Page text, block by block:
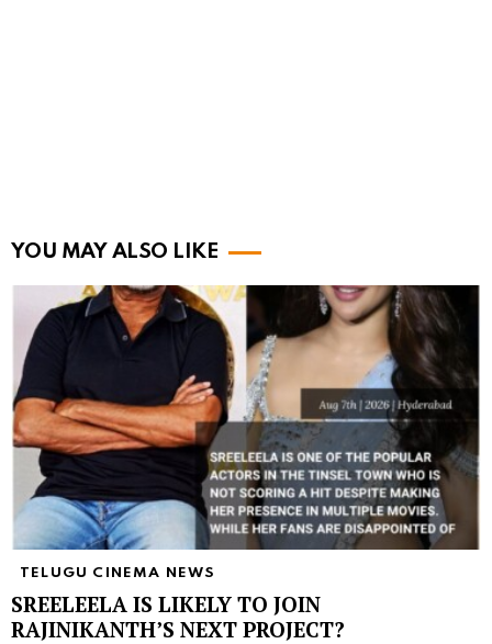
YOU MAY ALSO LIKE
TELUGU CINEMA NEWS
SREELEELA IS LIKELY TO JOIN
RAJINIKANTH’S NEXT PROJECT?